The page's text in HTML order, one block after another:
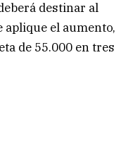
destinar al
aplique el aumento,
de 55.000 en tres